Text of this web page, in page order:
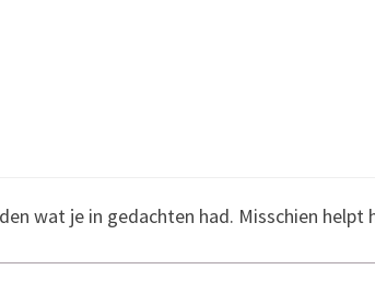
wat je in gedachten had. Misschien helpt